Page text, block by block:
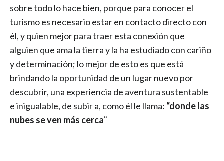
sobre todo lo hace bien, porque para conocer el
turismo es necesario estar en contacto directo con
él, y quien mejor para traer esta conexión que
alguien que ama la tierra y la ha estudiado con cariño
y determinación; lo mejor de esto es que está
brindando la oportunidad de un lugar nuevo por
descubrir, una experiencia de aventura sustentable
e inigualable, de subir a, como él le llama: “donde las
nubes se ven más cerca¨